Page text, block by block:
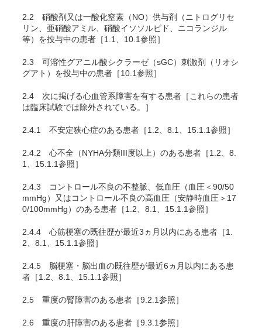
2.2 硝酸剤又は一酸化窒素（NO）供与剤（ニトログリセ
リン、亜硝酸アミル、硝酸イソソルビド、ニコランジル
等）を投与中の患者［1.1、10.1参照］
2.3 可溶性グアニル酸シクラーゼ（sGC）刺激剤（リオシ
グアト）を投与中の患者［10.1参照］
2.4 次に掲げる心血管系障害を有する患者［これらの患者
は臨床試験では除外されている。］
2.4.1 不安定狭心症のある患者［1.2、8.1、15.1.1参照］
2.4.2 心不全（NYHA分類III度以上）のある患者［1.2、8.
1、15.1.1参照］
2.4.3 コントロール不良の不整脈、低血圧（血圧＜90/50
mmHg）又はコントロール不良の高血圧（安静時血圧＞17
0/100mmHg）のある患者［1.2、8.1、15.1.1参照］
2.4.4 心筋梗塞の既往歴が最近3ヵ月以内にある患者［1.
2、8.1、15.1.1参照］
2.4.5 脳梗塞・脳出血の既往歴が最近6ヵ月以内にある患
者［1.2、8.1、15.1.1参照］
2.5 重度の腎障害のある患者［9.2.1参照］
2.6 重度の肝障害のある患者［9.3.1参照］